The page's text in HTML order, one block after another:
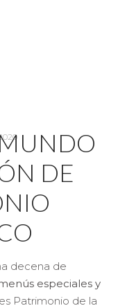
DE
decena de
especiales y
Patrimonio de la